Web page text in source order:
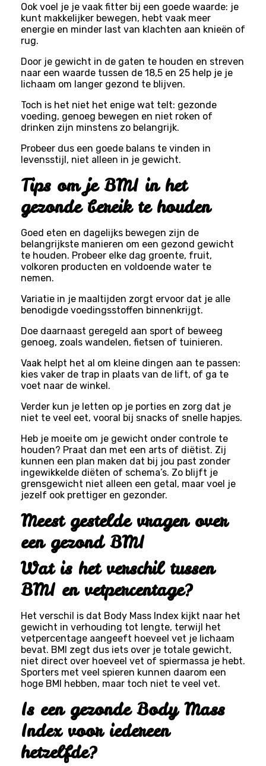
Ook voel je je vaak fitter bij een goede waarde: je
kunt makkelijker bewegen, hebt vaak meer
energie en minder last van klachten aan knieën of
rug.
Door je gewicht in de gaten te houden en streven
naar een waarde tussen de 18,5 en 25 help je je
lichaam om langer gezond te blijven.
Toch is het niet het enige wat telt: gezonde
voeding, genoeg bewegen en niet roken of
drinken zijn minstens zo belangrijk.
Probeer dus een goede balans te vinden in
levensstijl, niet alleen in je gewicht.
Tips om je BMI in het
gezonde bereik te houden
Goed eten en dagelijks bewegen zijn de
belangrijkste manieren om een gezond gewicht
te houden. Probeer elke dag groente, fruit,
volkoren producten en voldoende water te
nemen.
Variatie in je maaltijden zorgt ervoor dat je alle
benodigde voedingsstoffen binnenkrijgt.
Doe daarnaast geregeld aan sport of beweeg
genoeg, zoals wandelen, fietsen of tuinieren.
Vaak helpt het al om kleine dingen aan te passen:
kies vaker de trap in plaats van de lift, of ga te
voet naar de winkel.
Verder kun je letten op je porties en zorg dat je
niet te veel eet, vooral bij snacks of snelle hapjes.
Heb je moeite om je gewicht onder controle te
houden? Praat dan met een arts of diëtist. Zij
kunnen een plan maken dat bij jou past zonder
ingewikkelde diëten of schema’s. Zo blijft je
grensgewicht niet alleen een getal, maar voel je
jezelf ook prettiger en gezonder.
Meest gestelde vragen over
een gezond BMI
Wat is het verschil tussen
BMI en vetpercentage?
Het verschil is dat Body Mass Index kijkt naar het
gewicht in verhouding tot lengte, terwijl het
vetpercentage aangeeft hoeveel vet je lichaam
bevat. BMI zegt dus iets over je totale gewicht,
niet direct over hoeveel vet of spiermassa je hebt.
Sporters met veel spieren kunnen daarom een
hoge BMI hebben, maar toch niet te veel vet.
Is een gezonde Body Mass
Index voor iedereen
hetzelfde?